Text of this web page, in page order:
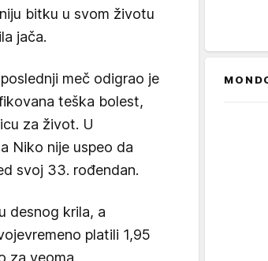
bitku u svom životu
jača.
meč odigrao je
teška bolest,
za život. U
Niko nije uspeo da
svoj 33. rođendan.
desnog krila, a
platili 1,95
za veoma